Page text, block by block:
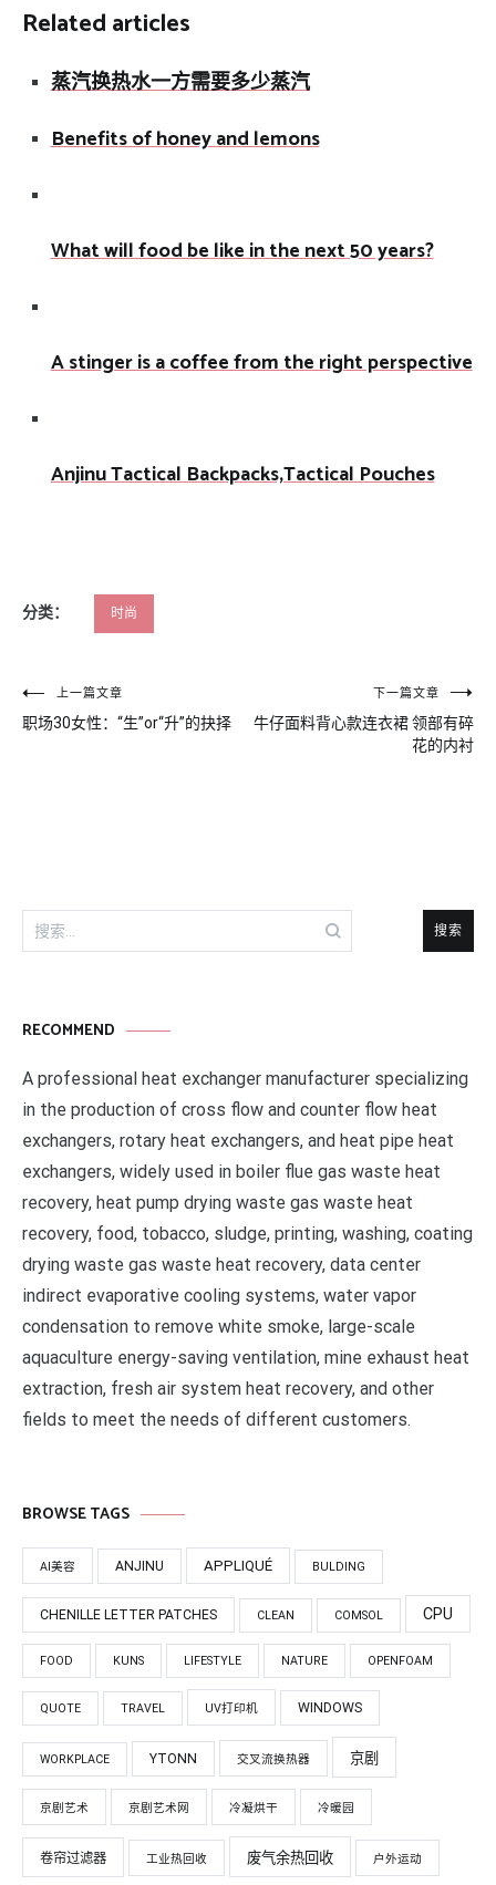
Related articles
蒸汽换热水一方需要多少蒸汽
Benefits of honey and lemons
What will food be like in the next 50 years?
A stinger is a coffee from the right perspective
Anjinu Tactical Backpacks,Tactical Pouches
分类： 时尚
文
章
上一篇文章
职场30女性：“生”or“升”的抉择
下一篇文章
牛仔面料背心款连衣裙 领部有碎
花的内衬
搜
索：
RECOMMEND
A professional heat exchanger manufacturer specializing
in the production of cross flow and counter flow heat
exchangers, rotary heat exchangers, and heat pipe heat
exchangers, widely used in boiler flue gas waste heat
recovery, heat pump drying waste gas waste heat
recovery, food, tobacco, sludge, printing, washing, coating
drying waste gas waste heat recovery, data center
indirect evaporative cooling systems, water vapor
condensation to remove white smoke, large-scale
aquaculture energy-saving ventilation, mine exhaust heat
extraction, fresh air system heat recovery, and other
fields to meet the needs of different customers.
BROWSE TAGS
AI美容 ANJINU APPLIQUÉ BULDING
CHENILLE LETTER PATCHES CLEAN COMSOL CPU
FOOD KUNS LIFESTYLE NATURE OPENFOAM
QUOTE TRAVEL UV打印机 WINDOWS
WORKPLACE YTONN 交叉流换热器 京剧
京剧艺术 京剧艺术网 冷凝烘干 冷暖园
卷帘过滤器 工业热回收 废气余热回收 户外运动